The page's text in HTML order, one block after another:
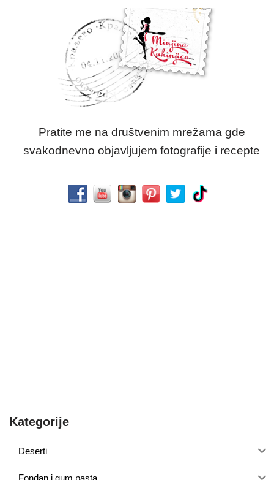
Pratite me na društvenim mrežama gde
svakodnevno objavljujem fotografije i recepte
Kategorije
Deserti
Fondan i gum pasta